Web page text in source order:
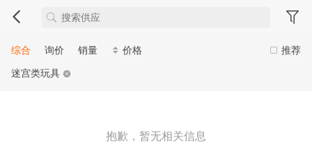
推荐
综合 询价 销量
价格
迷宫类玩具
抱歉，暂无相关信息